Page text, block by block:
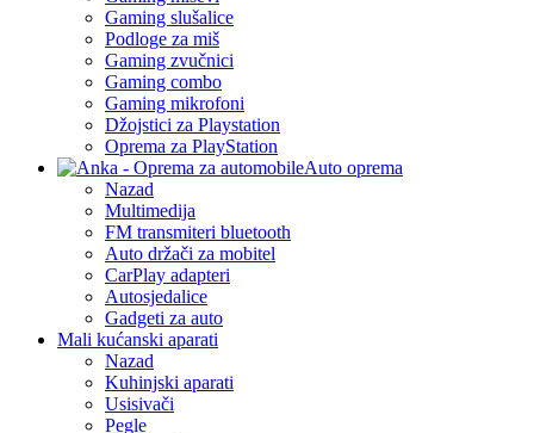
Gaming slušalice
Podloge za miš
Gaming zvučnici
Gaming combo
Gaming mikrofoni
Džojstici za Playstation
Oprema za PlayStation
Auto oprema
Nazad
Multimedija
FM transmiteri bluetooth
Auto držači za mobitel
CarPlay adapteri
Autosjedalice
Gadgeti za auto
Mali kućanski aparati
Nazad
Kuhinjski aparati
Usisivači
Pegle